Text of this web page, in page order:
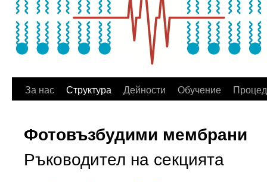
За нас Структура Дейности Обучение
Фотовъзбудими мембрани
Ръководител на секцията